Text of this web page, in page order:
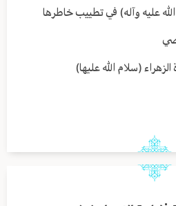
عليه وآله) في تطييب خاطرها
(سلام الله عليها)